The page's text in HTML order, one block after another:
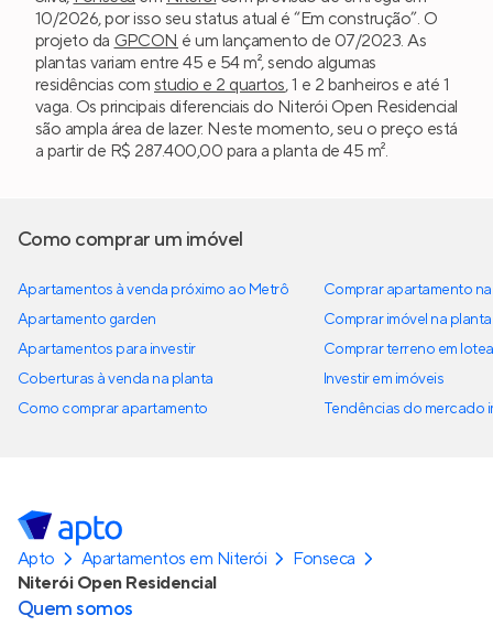
10/2026, por isso seu status atual é “Em construção”. O
projeto da GPCON é um lançamento de 07/2023. As
plantas variam entre 45 e 54 m², sendo algumas
residências com studio e 2 quartos, 1 e 2 banheiros e até 1
vaga. Os principais diferenciais do Niterói Open Residencial
são ampla área de lazer. Neste momento, seu o preço está
a partir de R$ 287.400,00 para a planta de 45 m².
Como comprar um imóvel
Apartamentos à venda próximo ao Metrô
Apartamento garden
Apartamentos para investir
Coberturas à venda na planta
Como comprar apartamento
Comprar apartamento
Comprar imóvel na planta
Comprar terreno em
Investir em imóveis
Tendências do mercado
Apto Apartamentos em Niterói
Fonseca
Niterói Open Residencial
Quem somos